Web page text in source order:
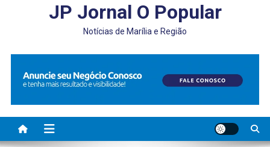
JP Jornal O Popular
Notícias de Marília e Região